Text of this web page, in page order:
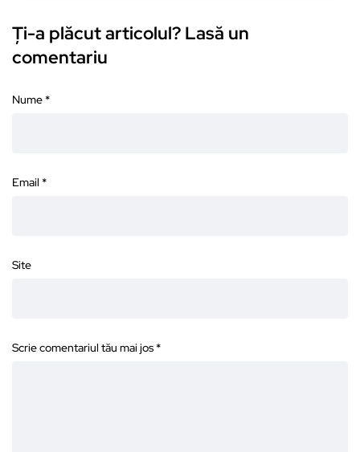
Ți-a plăcut articolul? Lasă un
comentariu
Nume *
Email *
Site
Scrie comentariul tău mai jos *